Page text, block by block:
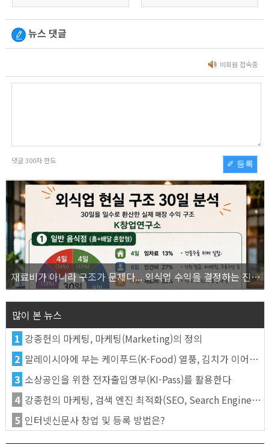
뉴스 댓글
비회원 접속중
댓글300자 한도 ✐ 등록
재료비가 아니라 구조가 문제다... 외식업 수익을 결정하는 진짜 숫자의 비밀
많이 본 뉴스
1 강종헌의 마케팅, 마케팅(Marketing)의 정의
2 말레이시아에 부는 케이푸드(K-Food) 열풍, 김치가 이어간다
3 소상공인을 위한 전자출입명부(KI-Pass)를 활용한다
4 강종헌의 마케팅, 검색 엔진 최적화(SEO, Search Engine Optimization)란
5 인터넷신문사 창업 및 등록 방법은?